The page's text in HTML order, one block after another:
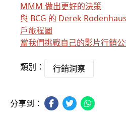
MMM 做出更好的決策
與 BCG 的 Derek
戶旅程圖
當我們挑戰自己的影片行銷
類別： 行銷洞察
分享到：